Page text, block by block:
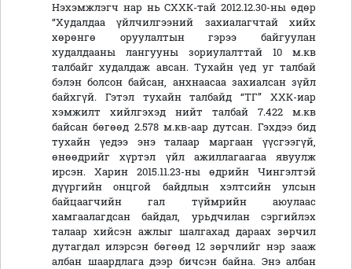
Нэхэмжлэгч нар нь СХХК-тай 2012.12.30-ны өдөр
“Худалдаа үйлчилгээний захиалагчтай хийх
хөрөнгө оруулалтын гэрээ байгуулан
худалдааны лангууны зориулалттай 10 м.кв
талбайг худалдаж авсан. Тухайн үед уг талбай
бэлэн болсон байсан, анхнаасаа захиалсан зүйл
байхгүй. Гэтэл тухайн талбайд “ТГ” ХХК-иар
хэмжилт хийлгэхэд нийт талбай 7.422 м.кв
байсан бөгөөд 2.578 м.кв-аар дутсан. Гэхдээ бид
тухайн үедээ энэ талаар маргаан үүсгээгүй,
өнөөдрийг хүртэл үйл ажиллагаагаа явуулж
ирсэн. Харин 2015.11.23-ны өдрийн Чингэлтэй
дүүргийн онцгой байдлын хэлтсийн улсын
байцаагчийн гал түймрийн аюулаас
хамгаалагдсан байдал, урьдчилан сэргийлэх
талаар хийсэн ажлыг шалгахад дараах зөрчил
дутагдал илэрсэн бөгөөд 12 зөрчлийг нэр зааж
албан шаардлага дээр бичсэн байна. Энэ албан